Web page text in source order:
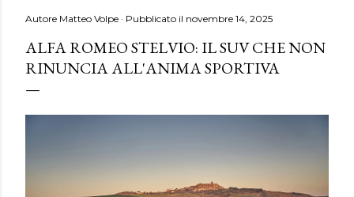
Autore Matteo Volpe Pubblicato il novembre 14, 2025
ALFA ROMEO STELVIO: IL SUV CHE NON
RINUNCIA ALL'ANIMA SPORTIVA